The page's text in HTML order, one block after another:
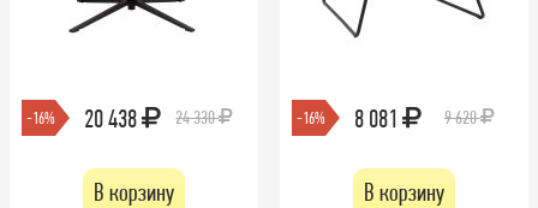
-16% 20 438 24 330
В корзину
-16% 8 081 9 620
В корзину